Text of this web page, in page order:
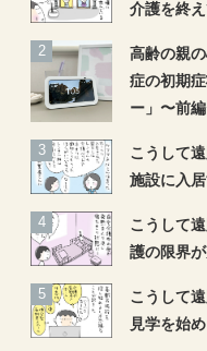
介護を終
高齢の親
症の初期
ー」〜前
こうして
施設に入
こうして
護の限界
こうして
見学を始